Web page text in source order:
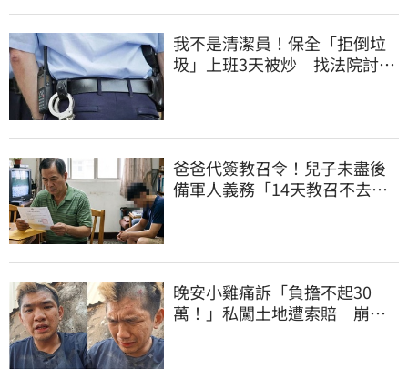
我不是清潔員！保全「拒倒垃
圾」上班3天被炒 找法院討公
爸爸代簽教召令！兒子未盡後
備軍人義務「14天教召不去」
晚安小雞痛訴「負擔不起30
萬！」私闖土地遭索賠 崩